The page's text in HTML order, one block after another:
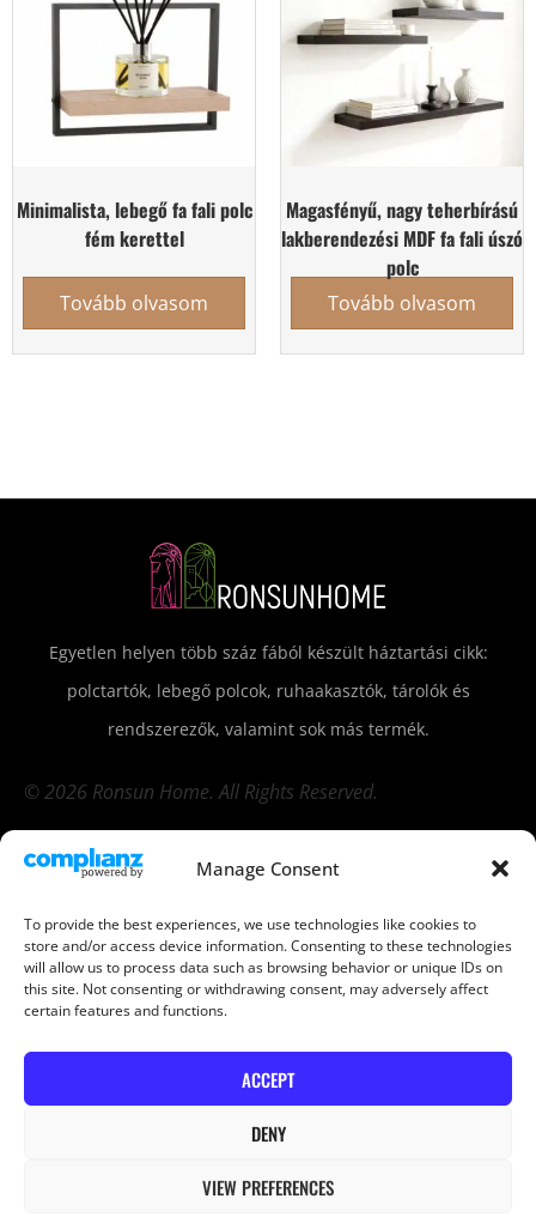
Manage Consent
To provide the best experiences, we use technologies like cookies to
store and/or access device information. Consenting to these technologies
will allow us to process data such as browsing behavior or unique IDs on
this site. Not consenting or withdrawing consent, may adversely affect
certain features and functions.
ACCEPT
DENY
VIEW PREFERENCES
Minimalista, lebegő fa fali polc
fém kerettel
Tovább olvasom
Magasfényű, nagy teherbírású
lakberendezési MDF fa fali úszó
polc
Tovább olvasom
Egyetlen helyen több száz fából készült háztartási cikk:
polctartók, lebegő polcok, ruhaakasztók, tárolók és
rendszerezők, valamint sok más termék.
© 2026 Ronsun Home. All Rights Reserved.
Tárolás és
rendszerezés (5)
Ruhaakasztó (8)
Polctartó konzol
Fali polc (49)
Fa perforált fal